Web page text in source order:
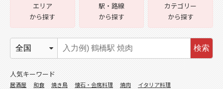
エリア
から探す
駅・路線
から探す
カテゴリー
から探す
検索
人気キーワード
居酒屋 和食 焼き鳥 懐石・会席料理 焼肉
イタリア料理